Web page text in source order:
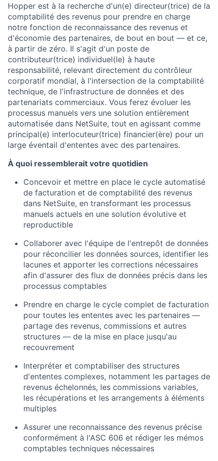
Hopper est à la recherche d'un(e) directeur(trice) de la
comptabilité des revenus pour prendre en charge
notre fonction de reconnaissance des revenus et
d'économie des partenaires, de bout en bout — et ce,
à partir de zéro. Il s'agit d'un poste de
contributeur(trice) individuel(le) à haute
responsabilité, relevant directement du contrôleur
corporatif mondial, à l'intersection de la comptabilité
technique, de l'infrastructure de données et des
partenariats commerciaux. Vous ferez évoluer les
processus manuels vers une solution entièrement
automatisée dans NetSuite, tout en agissant comme
principal(e) interlocuteur(trice) financier(ère) pour un
large éventail d'ententes avec des partenaires.
À quoi ressemblerait votre quotidien
Concevoir et mettre en place le cycle automatisé
de facturation et de comptabilité des revenus
dans NetSuite, en transformant les processus
manuels actuels en une solution évolutive et
reproductible
Collaborer avec l'équipe de l'entrepôt de données
pour réconcilier les données sources, identifier les
lacunes et apporter les corrections nécessaires
afin d'assurer des flux de données précis dans les
processus comptables
Prendre en charge le cycle complet de facturation
pour toutes les ententes avec les partenaires —
partage des revenus, commissions et autres
structures — de la mise en place jusqu'au
recouvrement
Interpréter et comptabiliser des structures
d'ententes complexes, notamment les partages de
revenus échelonnés, les commissions variables,
les récupérations et les arrangements à éléments
multiples
Assurer une reconnaissance des revenus précise
conformément à l'ASC 606 et rédiger les mémos
comptables techniques nécessaires